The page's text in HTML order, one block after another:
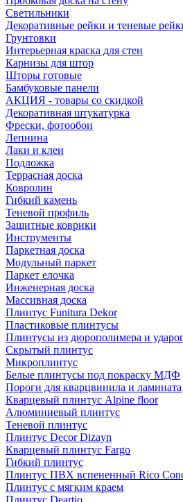
Светильники
Декоративные рейки и теневые
Грунтовки
Интерьерная краска для стен
Карнизы для штор
Шторы готовые
Бамбуковые панели
АКЦИЯ - товары со скидкой
Декоративная штукатурка
Фрески, фотообои
Лепнина
Лаки и клеи
Подложка
Террасная доска
Ковролин
Гибкий камень
Теневой профиль
Защитные коврики
Инструменты
Паркетная доска
Модульный паркет
Паркет елочка
Инженерная доска
Массивная доска
Плинтус Funitura Dekor
Пластиковые плинтусы
Плинтусы из дюрополимера и
Скрытый плинтус
Микроплинтус
Белые плинтусы под покраску МДФ
Пороги для кварцвинила и ламината
Кварцевый плинтус Alpine floor
Алюминиевый плинтус
Теневой плинтус
Плинтус Decor Dizayn
Кварцевый плинтус Fargo
Гибкий плинтус
Плинтус ПВХ вспененный Rico
Плинтус с мягким краем
Плинтус Deartio